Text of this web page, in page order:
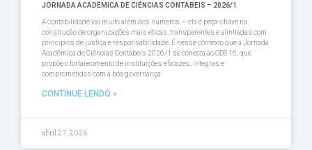
JORNADA ACADÊMICA DE CIÊNCIAS CONTÁBEIS – 2026/1
A contabilidade vai muito além dos números — ela é peça-chave na
construção de organizações mais éticas, transparentes e alinhadas com
princípios de justiça e responsabilidade. É nesse contexto que a Jornada
Acadêmica de Ciências Contábeis 2026/1 se conecta ao ODS 16, que
propõe o fortalecimento de instituições eficazes, íntegras e
comprometidas com a boa governança.
CONTINUE LENDO »
abril 27, 2026